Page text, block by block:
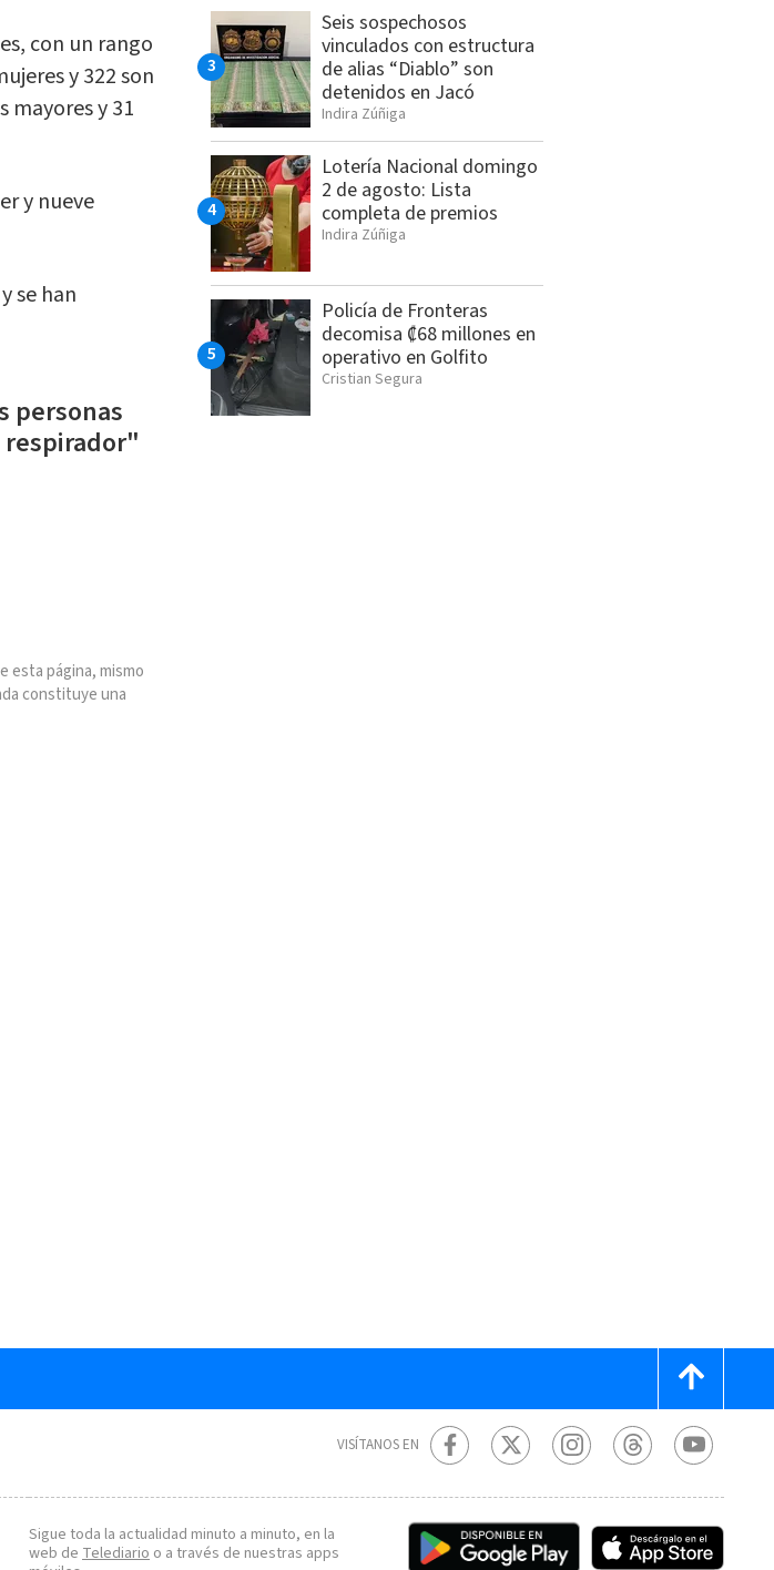
con un rango
y 322 son
mayores y 31
y nueve
se han
personas
esta página, mismo
constituye una
Seis sospechosos
vinculados con estructura
de alias “Diablo” son
detenidos en Jacó
Indira Zúñiga
Lotería Nacional domingo
2 de agosto: Lista
completa de premios
Indira Zúñiga
Policía de Fronteras
decomisa ₡68 millones en
operativo en Golfito
Cristian Segura
VISÍTANOS EN
Sigue toda la actualidad minuto a minuto, en la
web de Telediario o a través de nuestras apps